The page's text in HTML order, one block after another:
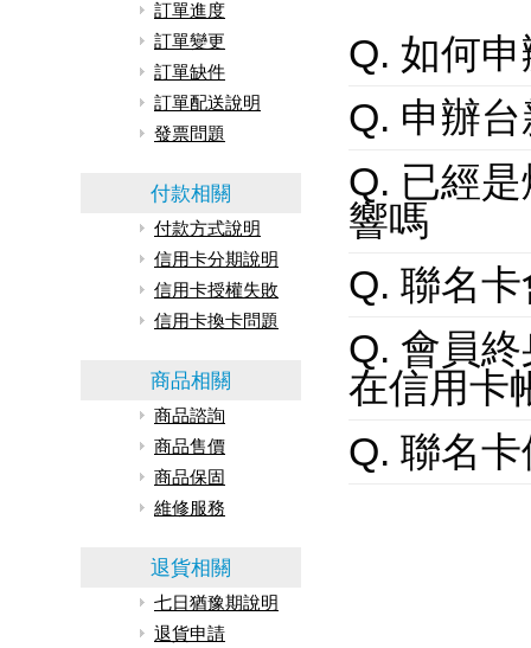
訂單進度
訂單變更
訂單缺件
訂單配送說明
發票問題
付款相關
付款方式說明
信用卡分期說明
信用卡授權失敗
信用卡換卡問題
商品相關
商品諮詢
商品售價
商品保固
維修服務
退貨相關
七日猶豫期說明
退貨申請
Q. 如何
Q. 申辦
Q. 已經
響嗎
Q. 聯名
Q. 會員
在信用卡
Q. 聯名